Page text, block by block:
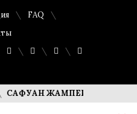
FAQ
ЖАМПЕИСОВ: «МЫ ХОТИМ